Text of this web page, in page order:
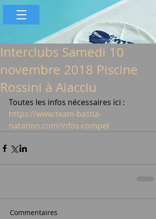
Interclubs Samedi 10
novembre 2018 Piscine
Rossini à Aiacciu
Toutes les infos nécessaires ici :
https://www.team-bastia-
natation.com/infos-compet
Commentaires